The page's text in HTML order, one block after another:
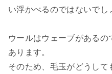
い浮かべるのではないでし
ウールはウェーブがある
あります。
そのため、毛玉がどうして